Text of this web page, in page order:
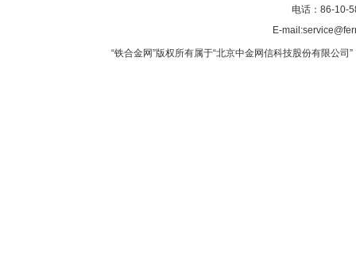
电话：86-10-
E-
“铁合金网”版权所有属于“北京中金网信科技股份有限公司